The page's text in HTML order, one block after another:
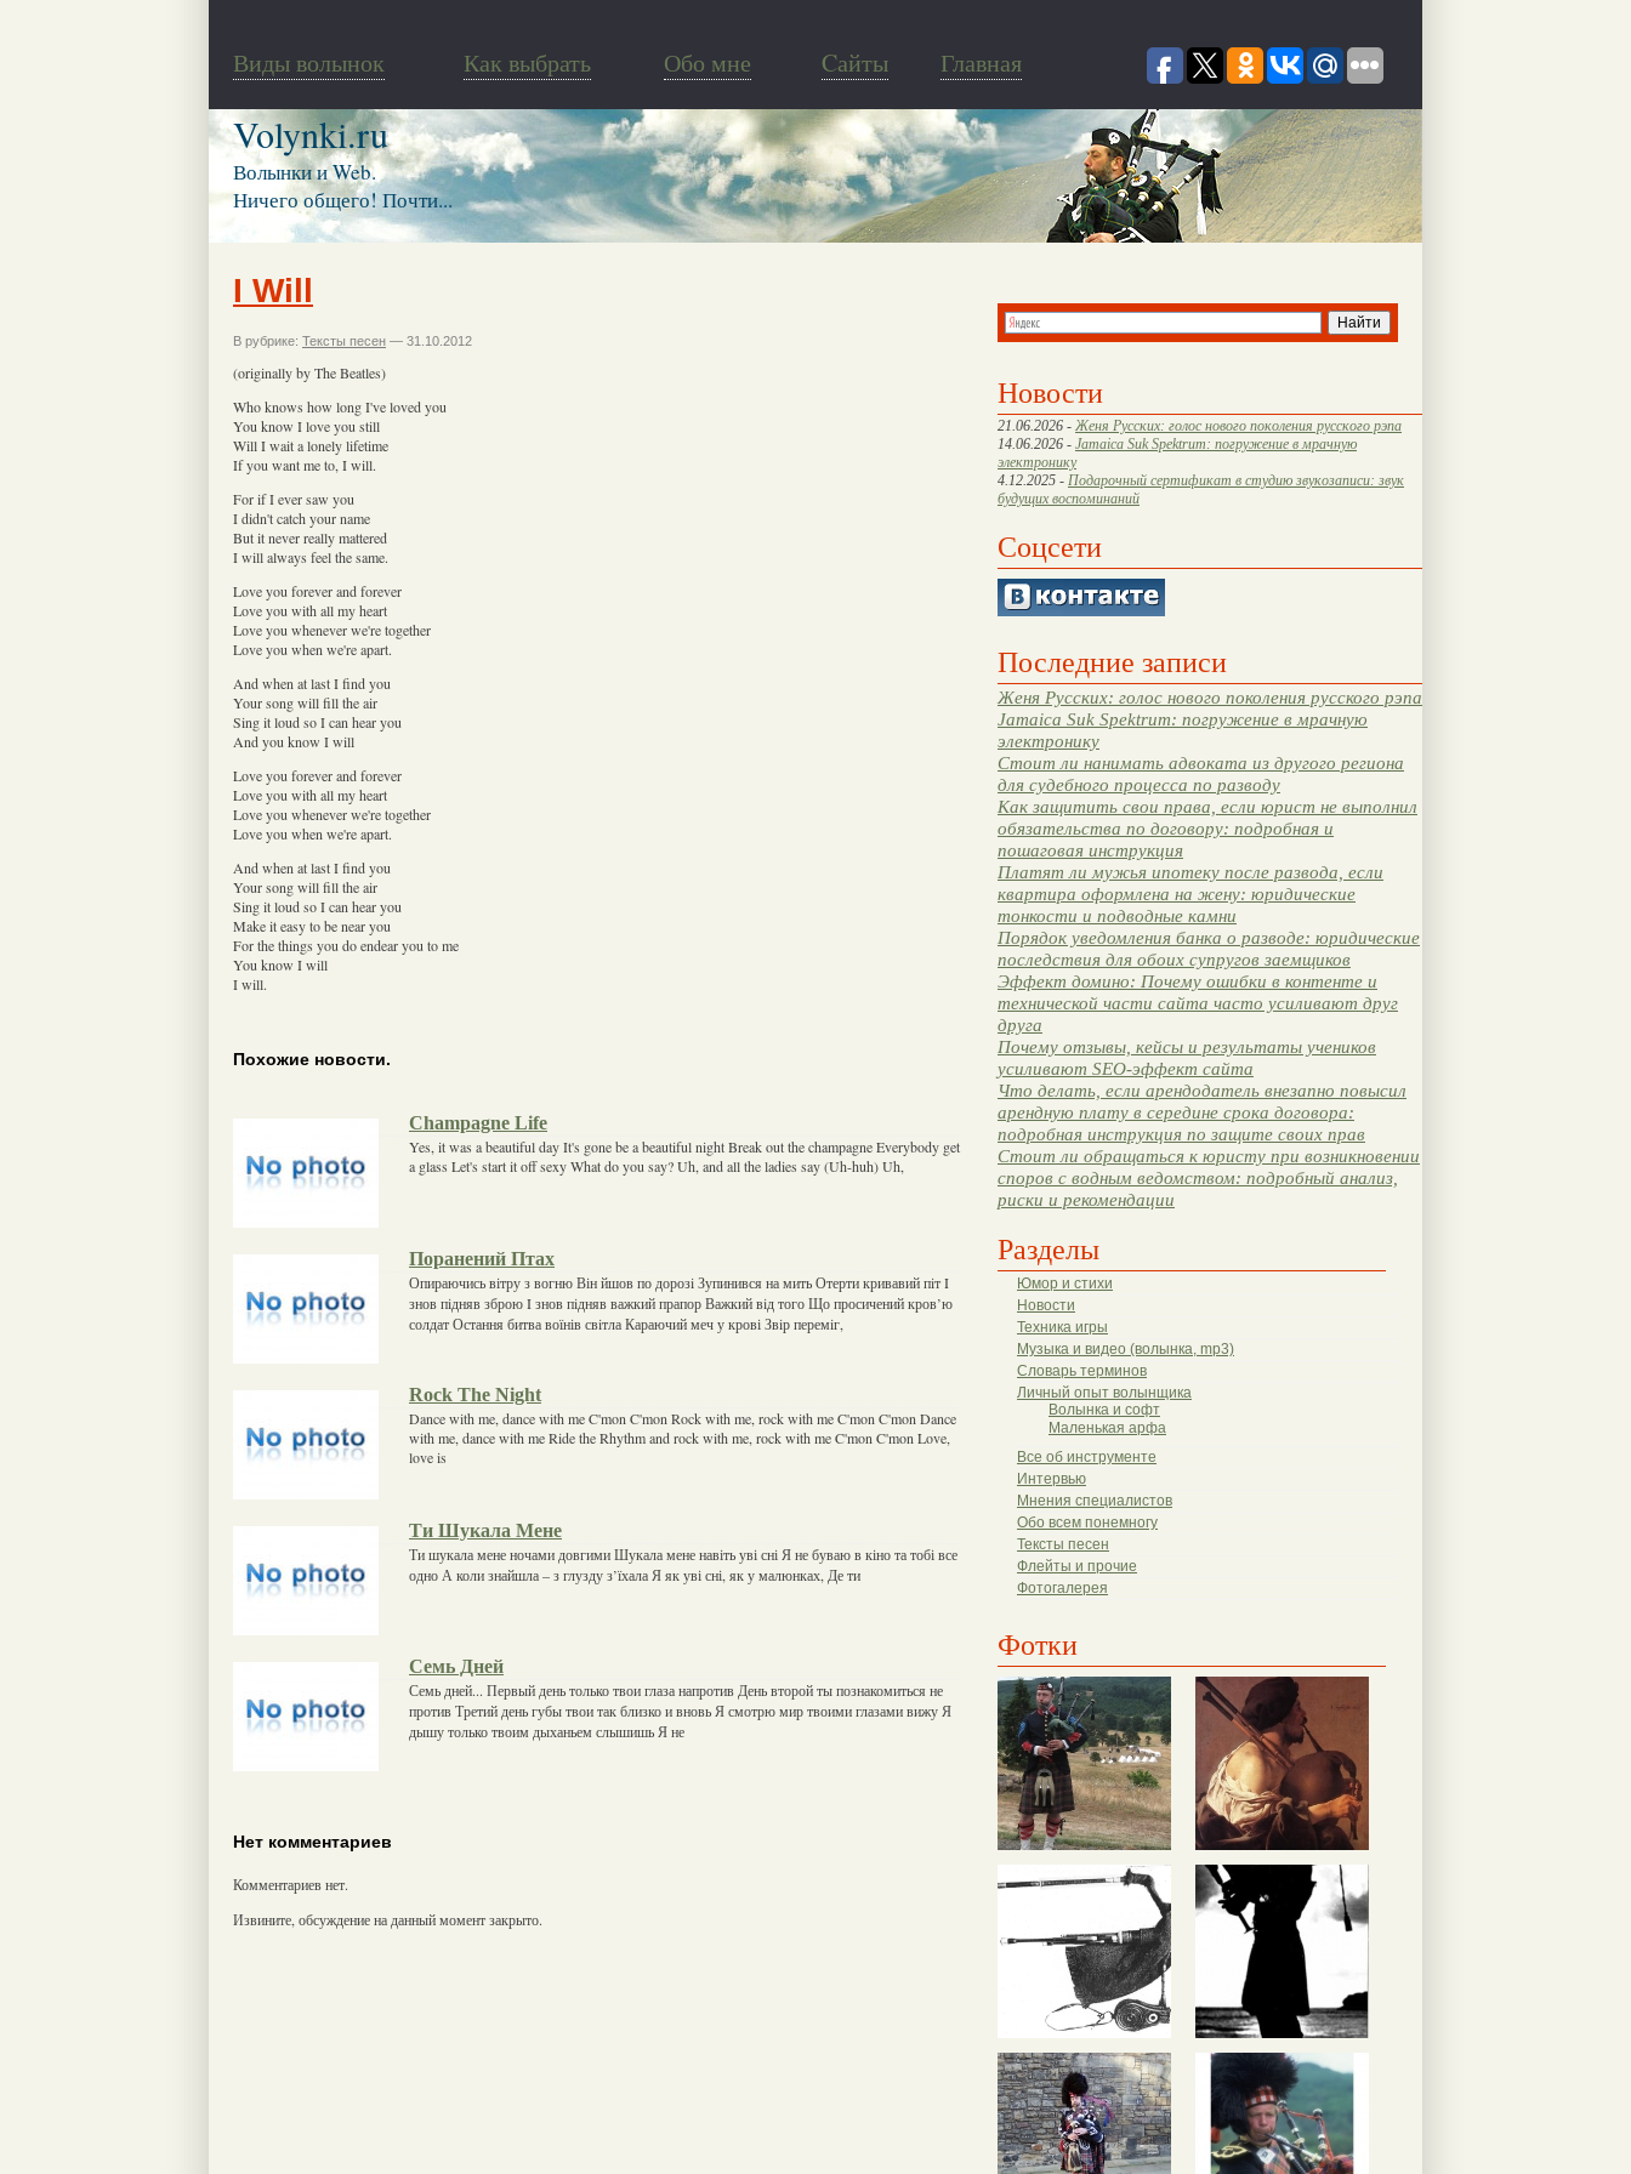
Виды волынок Как выбрать Обо мне Cайты Главная
Volynki.ru
Волынки и Web.
Ничего общего! Почти...
Новости
21.06.2026 - Женя Русских: голос нового поколения русского рэпа
14.06.2026 - Jamaica Suk Spektrum: погружение в мрачную
электронику
4.12.2025 - Подарочный сертификат в студию звукозаписи: звук
будущих воспоминаний
Соцсети
Последние записи
Женя Русских: голос нового поколения русского рэпа
Jamaica Suk Spektrum: погружение в мрачную
электронику
Стоит ли нанимать адвоката из другого региона
для судебного процесса по разводу
Как защитить свои права, если юрист не выполнил
обязательства по договору: подробная и
пошаговая инструкция
Платят ли мужья ипотеку после развода, если
квартира оформлена на жену: юридические
тонкости и подводные камни
Порядок уведомления банка о разводе: юридические
последствия для обоих супругов заемщиков
Эффект домино: Почему ошибки в контенте и
технической части сайта часто усиливают друг
друга
Почему отзывы, кейсы и результаты учеников
усиливают SEO-эффект сайта
Что делать, если арендодатель внезапно повысил
арендную плату в середине срока договора:
подробная инструкция по защите своих прав
Стоит ли обращаться к юристу при возникновении
споров с водным ведомством: подробный анализ,
риски и рекомендации
Разделы
Юмор и стихи
Новости
Техника игры
Музыка и видео (волынка, mp3)
Словарь терминов
Личный опыт волынщика
Волынка и софт
Маленькая арфа
Все об инструменте
Интервью
Мнения специалистов
Обо всем понемногу
Тексты песен
Флейты и прочие
Фотогалерея
Фотки
I Will
В рубрике: Тексты песен — 31.10.2012
(originally by The Beatles)
Who knows how long I've loved you
You know I love you still
Will I wait a lonely lifetime
If you want me to, I will.
For if I ever saw you
I didn't catch your name
But it never really mattered
I will always feel the same.
Love you forever and forever
Love you with all my heart
Love you whenever we're together
Love you when we're apart.
And when at last I find you
Your song will fill the air
Sing it loud so I can hear you
And you know I will
Love you forever and forever
Love you with all my heart
Love you whenever we're together
Love you when we're apart.
And when at last I find you
Your song will fill the air
Sing it loud so I can hear you
Make it easy to be near you
For the things you do endear you to me
You know I will
I will.
Похожие новости.
Champagne Life
Yes, it was a beautiful day It's gone be a beautiful night Break out the champagne Everybody get
a glass Let's start it off sexy What do you say? Uh, and all the ladies say (Uh-huh) Uh,
Поранений Птах
Опираючись вітру з вогню Він йшов по дорозi Зупинився на мить Отерти кривавий пiт I
знов пiдняв зброю I знов пiдняв важкий прапор Важкий вiд того Що просичений кров’ю
солдат Остання битва воїнів свiтла Караючий меч у крові Звiр перемiг,
Rock The Night
Dance with me, dance with me C'mon C'mon Rock with me, rock with me C'mon C'mon Dance
with me, dance with me Ride the Rhythm and rock with me, rock with me C'mon C'mon Love,
love is
Ти Шукала Мене
Ти шукала мене ночами довгими Шукала мене навіть уві сні Я не буваю в кіно та тобі все
одно А коли знайшла – з глузду з’їхала Я як уві сні, як у малюнках, Де ти
Семь Дней
Семь дней... Первый день только твои глаза напротив День второй ты познакомиться не
против Третий день губы твои так близко и вновь Я смотрю мир твоими глазами вижу Я
дышу только твоим дыханьем слышишь Я не
Нет комментариев
Комментариев нет.
Извините, обсуждение на данный момент закрыто.